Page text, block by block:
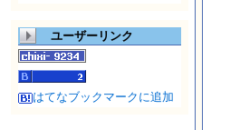
ユーザーリンク
はてなブックマークに追加